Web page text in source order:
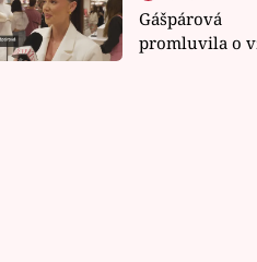
Gášpárová
promluvila o